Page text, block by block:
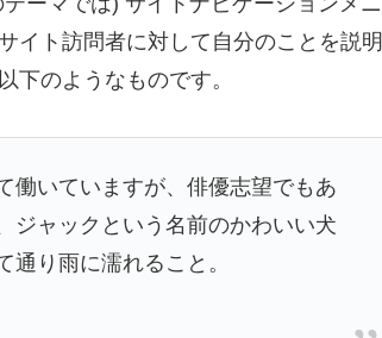
イト訪問者に対して自分のことを説明
下のようなものです。
働いていますが、俳優志望でもあ
ジャックという名前のかわいい犬
り雨に濡れること。